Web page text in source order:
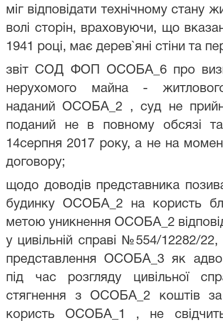
міг відповідати технічному стану
волі сторін, враховуючи, що
1941 році, має дерев`яні стіни та
звіт СОД ФОП ОСОБА_6 про
нерухомого майна -
наданий ОСОБА_2 , суд не
поданий не в повному обсязі
14серпня 2017 року, а не на
договору;
щодо доводів представника
будинку ОСОБА_2 на користь
метою уникнення ОСОБА_2
у цивільній справі №554/12282/
представлення ОСОБА_3 як
під час розгляду цивільної
стягнення з ОСОБА_2 коштів
користь ОСОБА_1 , не